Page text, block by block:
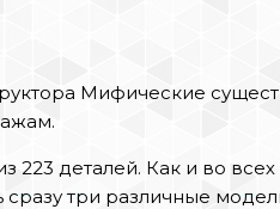
Мифические
223 деталей. Как и во
сразу три различные